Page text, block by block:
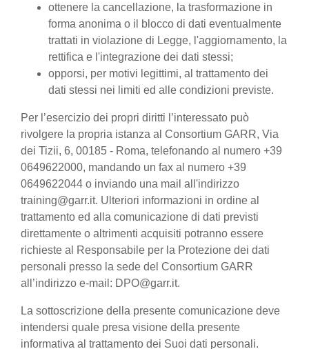
ottenere la cancellazione, la trasformazione in
forma anonima o il blocco di dati eventualmente
trattati in violazione di Legge, l'aggiornamento, la
rettifica e l'integrazione dei dati stessi;
opporsi, per motivi legittimi, al trattamento dei
dati stessi nei limiti ed alle condizioni previste.
Per l’esercizio dei propri diritti l’interessato può
rivolgere la propria istanza al Consortium GARR, Via
dei Tizii, 6, 00185 - Roma, telefonando al numero +39
0649622000, mandando un fax al numero +39
0649622044 o inviando una mail all'indirizzo
training@garr.it. Ulteriori informazioni in ordine al
trattamento ed alla comunicazione di dati previsti
direttamente o altrimenti acquisiti potranno essere
richieste al Responsabile per la Protezione dei dati
personali presso la sede del Consortium GARR
all’indirizzo e-mail: DPO@garr.it.
La sottoscrizione della presente comunicazione deve
intendersi quale presa visione della presente
informativa al trattamento dei Suoi dati personali.